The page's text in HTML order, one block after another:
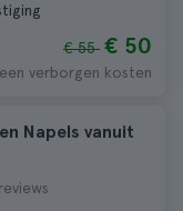
€ 55 € 50
verborgen kosten
Napels vanuit